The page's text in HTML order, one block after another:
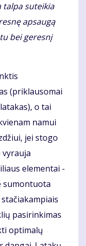
suteikia
apsaugą
bei geresnį
(priklausomai
o tai
namui
jei stogo
elementai -
sumontuota
stačiakampiais
pasirinkimas
optimalų